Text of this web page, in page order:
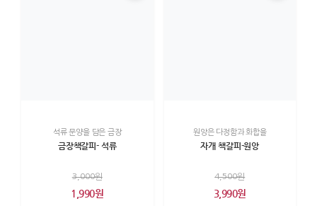
석류 문양을 담은 금장
금장책갈피- 석류
3,000원
1,990원
원앙은 다정함과 화합을
자개 책갈피-원앙
4,500원
3,990원